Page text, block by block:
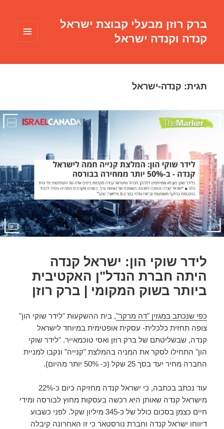
ברק רוזן מבעלי קבוצת ישראל
קנדה וקנדה ישראל
תגית: קנדה-ישראל
לידר שוקי הון: ישראל קנדה
היתה חברת הנדל"ן האקטיבית
ביותר בשוק המקומי | ברק רוזן
כפי שנכתב במגזין "דה מרקר", בית ההשקעות "לידר שוקי הון"
צופה תחזית כלכלית- עסקית אופטימית במיוחד לישראל
קנדה, שבשליטתם של ברק רוזן ואסי טוכמאייר. "לידר שוקי
הון" התחילו לסקר את המניה בהמלצת "קנייה" ונקבו למניית
החברה מחיר יעד בסך 25 שקל (כ- 50% יותר מהיום).
עוד נכתב בכתבה, כי ישראל קנדה מחזיקה כיום כ-22%
מישראל קנדה שאותן היא רכשה בעסקות מחוץ לבורסה ומידי
חיים כצמן בסכום כולל של כ-345 מיליון שקל. לפני כשבוע
דיווחו ישראל קנדה וחברת נורסטאר כי זו האחרונה קיבלה